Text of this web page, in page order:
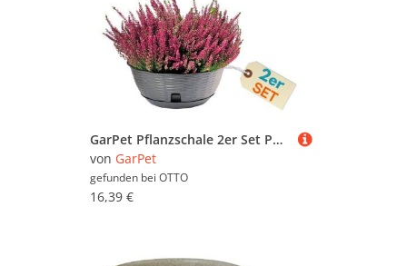
GarPet Pflanzschale 2er Set Pflanzschale Blumenschale Bonsai Grabschale Anthrazit 30cm
von GarPet
gefunden bei OTTO
16,39 €